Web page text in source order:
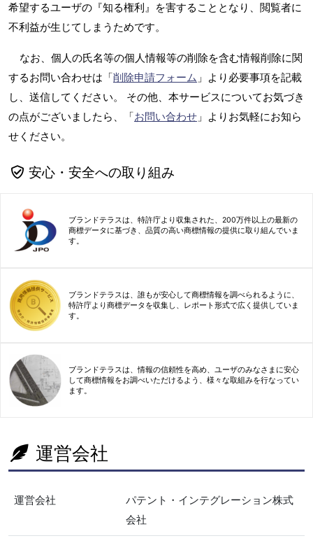
希望するユーザの『知る権利』を害することとなり、閲覧者に
不利益が生じてしまうためです。
なお、個人の氏名等の個人情報等の削除を含む情報削除に関
するお問い合わせは「削除申請フォーム 」より必要事項を記載
し、送信してください。 その他、本サービスについてお気づき
の点がございましたら、「お問い合わせ 」よりお気軽にお知ら
せください。
安心・安全への取り組み
ブランドテラスは、特許庁より収集された、200万件以上の最新の
商標データに基づき、品質の高い商標情報の提供に取り組んでいま
す。
ブランドテラスは、誰もが安心して商標情報を調べられるように、
特許庁より商標データを収集し、レポート形式で広く提供していま
す。
ブランドテラスは、情報の信頼性を高め、ユーザのみなさまに安心
して商標情報をお調べいただけるよう、様々な取組みを行なってい
ます。
運営会社
運営会社
パテント・インテグレーション株式
会社